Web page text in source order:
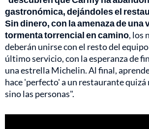
gastronómica, dejándoles el
Sin dinero, con la amenaza de una
tormenta torrencial en camino, los
deberán unirse con el resto del
último servicio, con la esperanza de
una estrella Michelin. Al final,
hace 'perfecto' a un restaurante quizá
sino las personas".